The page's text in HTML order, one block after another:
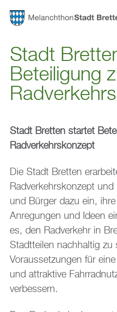
Stadt
Beteiligung
Stadt Bretten startet
Radverkehrskonzept
Die Stadt Bretten
Radverkehrskonzept
und Bürger dazu ein,
Anregungen und Ideen
es, den Radverkehr in
Stadtteilen nachhaltig zu
Voraussetzungen für
und attraktive
verbessern.